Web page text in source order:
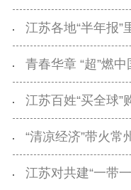
党建要
紫金人才
江苏百姓“买全球”